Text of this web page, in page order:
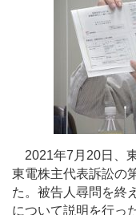
2021年7月20日、
東電株主代表訴訟の
た。被告人尋問を終
について説明を行っ